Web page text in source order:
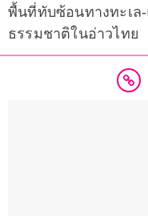
พื้นที่ทับซ้อนทางทะเล
ธรรมชาติในอ่าวไทย